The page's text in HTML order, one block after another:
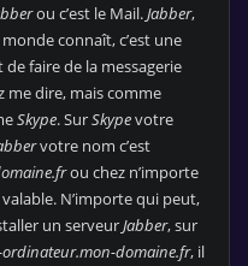
ou c’est le Mail.Jabber,
connaît, c’est une
faire de la messagerie
me dire, mais comme
Skype. SurSkypevotre
votre nom c’est
ou chez n’importe
N’importe qui peut,
un serveurJabber, sur
domaine.fr, il